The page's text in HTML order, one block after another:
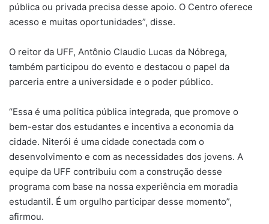
pública ou privada precisa desse apoio. O Centro oferece
acesso e muitas oportunidades”, disse.
O reitor da UFF, Antônio Claudio Lucas da Nóbrega,
também participou do evento e destacou o papel da
parceria entre a universidade e o poder público.
“Essa é uma política pública integrada, que promove o
bem-estar dos estudantes e incentiva a economia da
cidade. Niterói é uma cidade conectada com o
desenvolvimento e com as necessidades dos jovens. A
equipe da UFF contribuiu com a construção desse
programa com base na nossa experiência em moradia
estudantil. É um orgulho participar desse momento”,
afirmou.